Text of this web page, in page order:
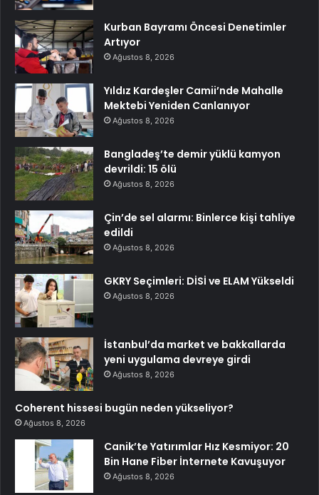
Kurban Bayramı Öncesi Denetimler
Artıyor
Ağustos 8, 2026
Yıldız Kardeşler Camii’nde Mahalle
Mektebi Yeniden Canlanıyor
Ağustos 8, 2026
Bangladeş’te demir yüklü kamyon
devrildi: 15 ölü
Ağustos 8, 2026
Çin’de sel alarmı: Binlerce kişi tahliye
edildi
Ağustos 8, 2026
GKRY Seçimleri: DİSİ ve ELAM Yükseldi
Ağustos 8, 2026
İstanbul’da market ve bakkallarda
yeni uygulama devreye girdi
Ağustos 8, 2026
Coherent hissesi bugün neden yükseliyor?
Ağustos 8, 2026
Canik’te Yatırımlar Hız Kesmiyor: 20
Bin Hane Fiber İnternete Kavuşuyor
Ağustos 8, 2026